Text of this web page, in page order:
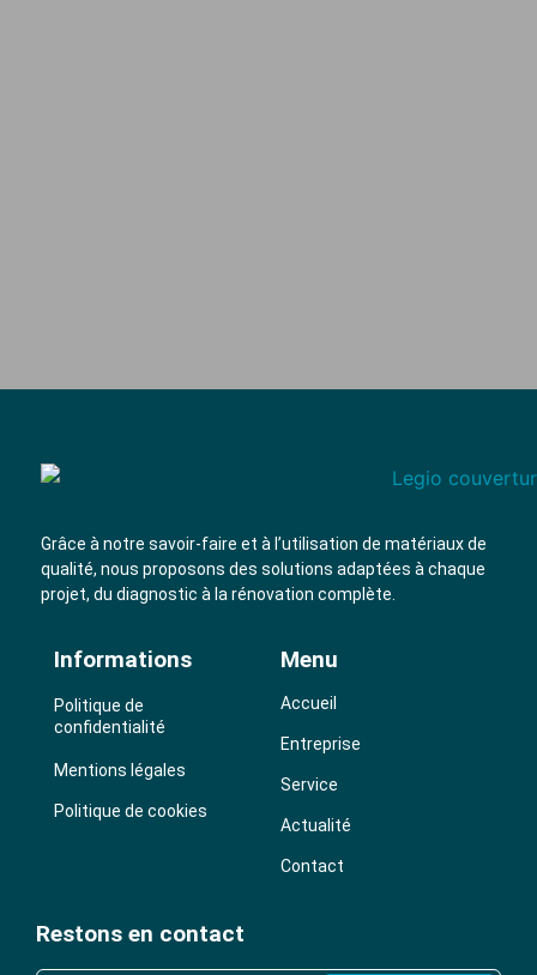
Grâce à notre savoir-faire et à l’utilisation de matériaux de
qualité, nous proposons des solutions adaptées à chaque
projet, du diagnostic à la rénovation complète.
Informations
Politique de
confidentialité
Mentions légales
Politique de cookies
Menu
Accueil
Entreprise
Service
Actualité
Contact
Restons en contact